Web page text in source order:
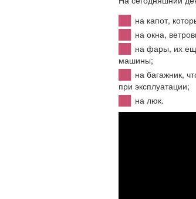
на капот,
на окна,
на фары, их
машины;
на багажник,
при эксплуатации;
на люк.